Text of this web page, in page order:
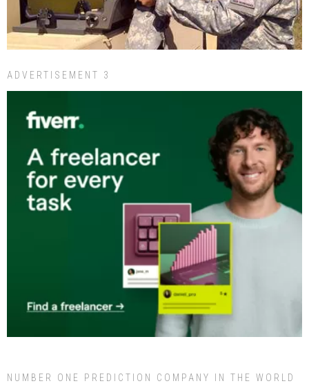
ADVERTISEMENT 3
NUMBER ONE PREDICTION COMPANY IN THE WORLD